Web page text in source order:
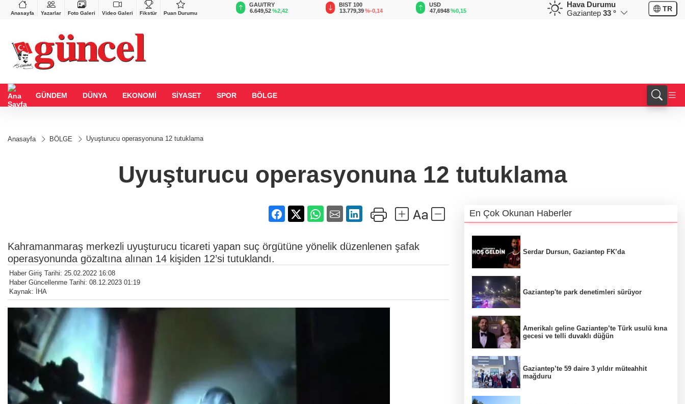
Anasayfa Yazarlar Foto Galeri Video Galeri Fikstür Puan Durumu
%-0,02
BGN
27,9743
%-0,22
0,0018
%0,44
GAU/TRY
6.649,52%2,42
BIST 100
13.779,39%-0,14
USD
47,6948%0,15 %0,31
GBP
64,3929
Hava Durumu
Gaziantep 33 ° TR
GÜNDEM DÜNYA EKONOMİ SİYASET SPOR BÖLGE
Anasayfa BÖLGE Uyuşturucu operasyonuna 12 tutuklama
Uyuşturucu operasyonuna 12 tutuklama
Kahramanmaraş merkezli uyuşturucu ticareti yapan suç örgütüne yönelik düzenlenen şafak
operasyonunda gözaltına alınan 14 kişiden 12’si tutuklandı.
Haber Giriş Tarihi: 25.02.2022 16:08
Haber Güncellenme Tarihi: 08.12.2023 01:19
Kaynak: İHA
En Çok Okunan Haberler
Serdar Dursun, Gaziantep FK’da
Gaziantep'te park denetimleri sürüyor
Amerikalı geline Gaziantep’te Türk usulü kına
gecesi ve telli duvaklı düğün
Gaziantep’te 59 daire 3 yıldır müteahhit
mağduru